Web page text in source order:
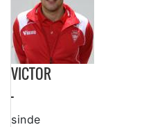
VICTOR
-
sinde